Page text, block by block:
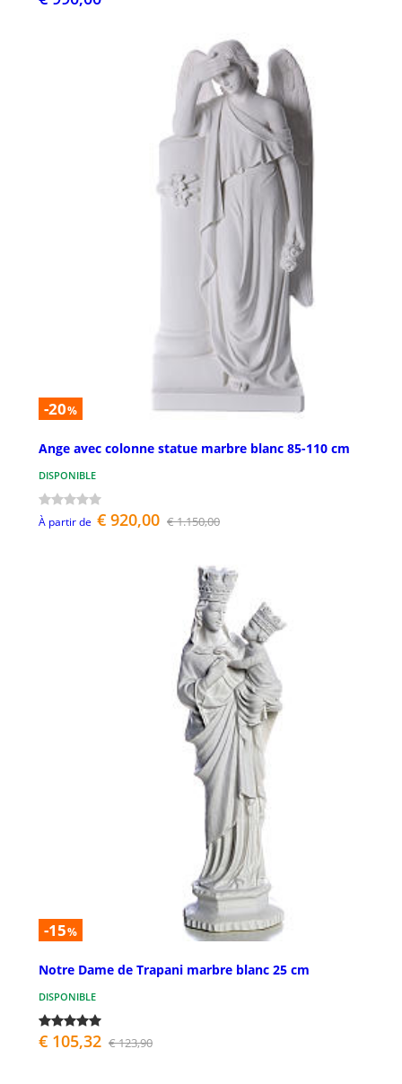
-20%
Ange avec colonne statue marbre blanc 85-110 cm
DISPONIBLE
À partir de € 920,00 € 1.150,00
-15%
Notre Dame de Trapani marbre blanc 25 cm
DISPONIBLE
€ 105,32 € 123,90